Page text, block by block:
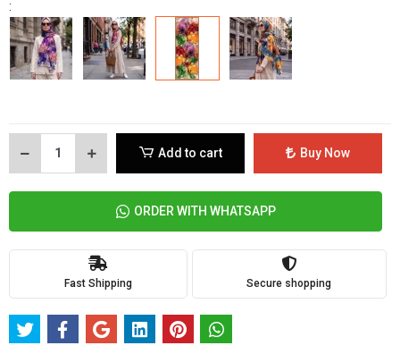
:
Add to cart Buy Now
ORDER WITH WHATSAPP
Fast Shipping Secure shopping